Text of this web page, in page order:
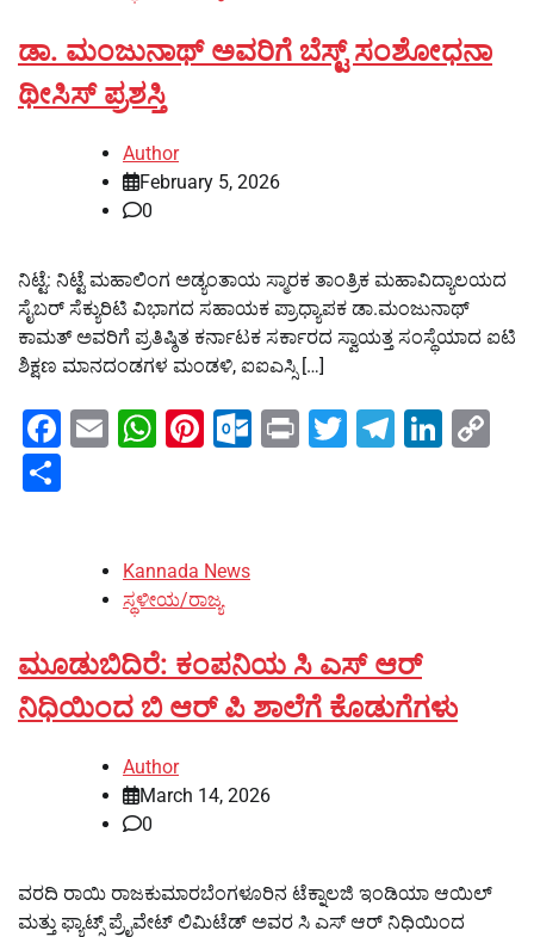
ಡಾ. ಮಂಜುನಾಥ್ ಅವರಿಗೆ ಬೆಸ್ಟ್ ಸಂಶೋಧನಾ
ಥೀಸಿಸ್ ಪ್ರಶಸ್ತಿ
Author
February 5, 2026
0
ನಿಟ್ಟೆ: ನಿಟ್ಟೆ ಮಹಾಲಿಂಗ ಅಡ್ಯಂತಾಯ ಸ್ಮಾರಕ ತಾಂತ್ರಿಕ ಮಹಾವಿದ್ಯಾಲಯದ
ಸೈಬರ್ ಸೆಕ್ಯುರಿಟಿ ವಿಭಾಗದ ಸಹಾಯಕ ಪ್ರಾಧ್ಯಾಪಕ ಡಾ.ಮಂಜುನಾಥ್
ಕಾಮತ್ ಅವರಿಗೆ ಪ್ರತಿಷ್ಠಿತ ಕರ್ನಾಟಕ ಸರ್ಕಾರದ ಸ್ವಾಯತ್ತ ಸಂಸ್ಥೆಯಾದ ಐಟಿ
ಶಿಕ್ಷಣ ಮಾನದಂಡಗಳ ಮಂಡಳಿ, ಐಐಎಸ್ಸಿ […]
Facebook
EmailWhatsApp
Pinterest
Outlook.com
PrintTwitter
Kannada News
ಸ್ಥಳೀಯ/ರಾಜ್ಯ
ಮೂಡುಬಿದಿರೆ: ಕಂಪನಿಯ ಸಿ ಎಸ್ ಆರ್
ನಿಧಿಯಿಂದ ಬಿ ಆರ್ ಪಿ ಶಾಲೆಗೆ ಕೊಡುಗೆಗಳು
Author
March 14, 2026
0
ವರದಿ ರಾಯಿ ರಾಜಕುಮಾರಬೆಂಗಳೂರಿನ ಟೆಕ್ನಾಲಜಿ ಇಂಡಿಯಾ ಆಯಿಲ್
ಮತ್ತು ಫ್ಯಾಟ್ಸ್ ಪ್ರೈವೇಟ್ ಲಿಮಿಟೆಡ್ ಅವರ ಸಿ ಎಸ್ ಆರ್ ನಿಧಿಯಿಂದ